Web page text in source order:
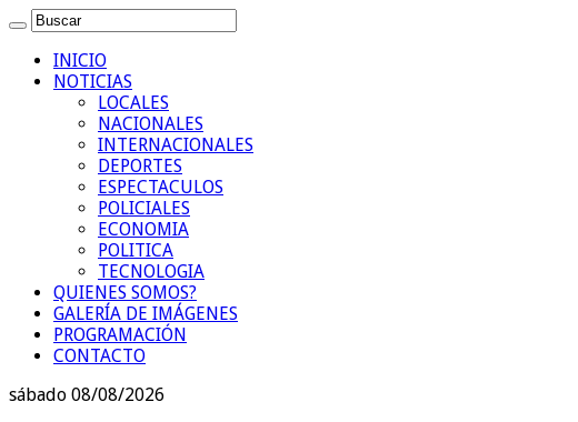
INICIO
NOTICIAS
LOCALES
NACIONALES
INTERNACIONALES
DEPORTES
ESPECTACULOS
POLICIALES
ECONOMIA
POLITICA
TECNOLOGIA
QUIENES SOMOS?
GALERÍA DE IMÁGENES
PROGRAMACIÓN
CONTACTO
sábado 08/08/2026